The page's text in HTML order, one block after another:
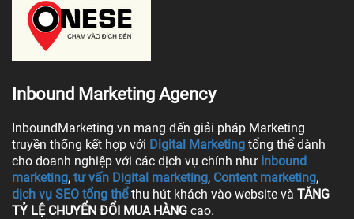
Inbound Marketing Agency
InboundMarketing.vn mang đến giải pháp Marketing
truyền thống kết hợp với Digital Marketing tổng thể dành
cho doanh nghiệp với các dịch vụ chính như Inbound
marketing, tư vấn Digital marketing, Content marketing,
dịch vụ SEO tổng thể thu hút khách vào website và TĂNG
TỶ LỆ CHUYỂN ĐỔI MUA HÀNG cao.